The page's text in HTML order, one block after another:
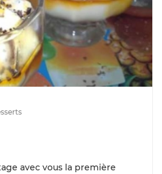
avec vous la première